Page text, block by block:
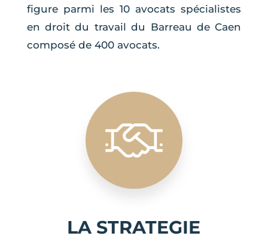
figure parmi les 10 avocats spécialistes
en droit du travail du Barreau de Caen
composé de 400 avocats.
LA STRATEGIE